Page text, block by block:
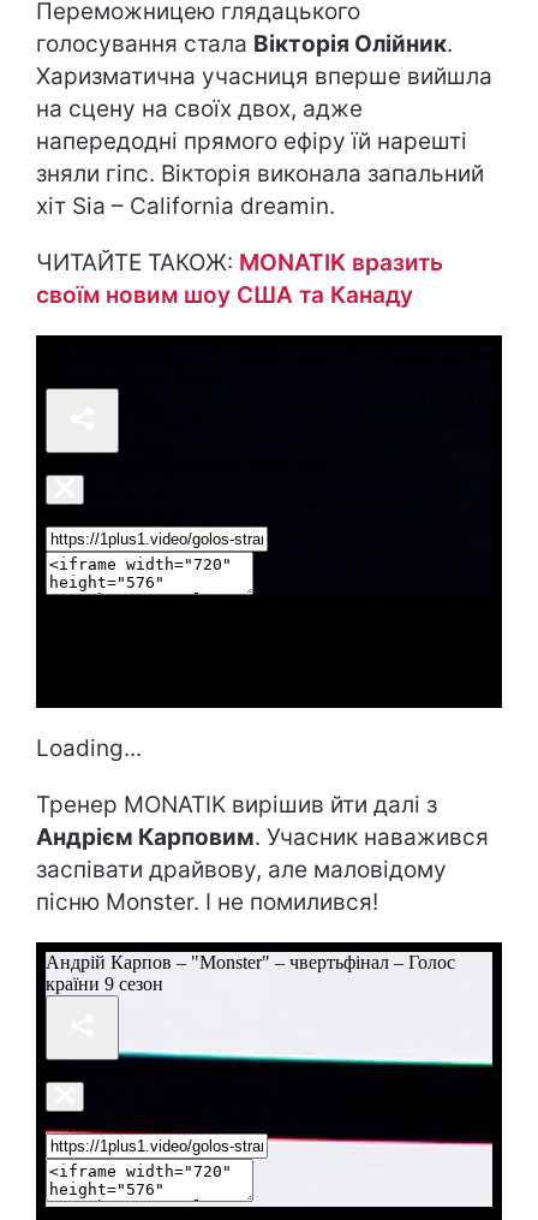
Переможницею глядацького
голосування стала Вікторія Олійник.
Харизматична учасниця вперше вийшла
на сцену на своїх двох, адже
напередодні прямого ефіру їй нарешті
зняли гіпс. Вікторія виконала запальний
хіт Sia – California dreamin.
ЧИТАЙТЕ ТАКОЖ: MONATIK вразить
своїм новим шоу США та Канаду
Loading...
Тренер MONATIK вирішив йти далі з
Андрієм Карповим. Учасник наважився
заспівати драйвову, але маловідому
пісню Monster. І не помилився!